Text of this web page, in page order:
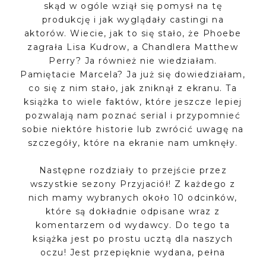
skąd w ogóle wziął się pomysł na tę
produkcję i jak wyglądały castingi na
aktorów. Wiecie, jak to się stało, że Phoebe
zagrała Lisa Kudrow, a Chandlera Matthew
Perry? Ja również nie wiedziałam.
Pamiętacie Marcela? Ja już się dowiedziałam,
co się z nim stało, jak zniknął z ekranu. Ta
książka to wiele faktów, które jeszcze lepiej
pozwalają nam poznać serial i przypomnieć
sobie niektóre historie lub zwrócić uwagę na
szczegóły, które na ekranie nam umknęły.
Następne rozdziały to przejście przez
wszystkie sezony Przyjaciół! Z każdego z
nich mamy wybranych około 10 odcinków,
które są dokładnie odpisane wraz z
komentarzem od wydawcy. Do tego ta
książka jest po prostu ucztą dla naszych
oczu! Jest przepięknie wydana, pełna